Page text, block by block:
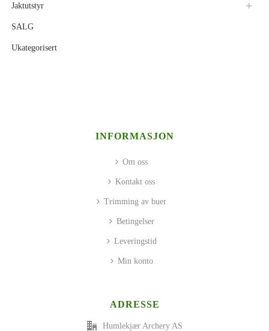
Jaktutstyr
SALG
Ukategorisert
INFORMASJON
Om oss
Kontakt oss
Trimming av buer
Betingelser
Leveringstid
Min konto
ADRESSE
Humlekjær Archery AS